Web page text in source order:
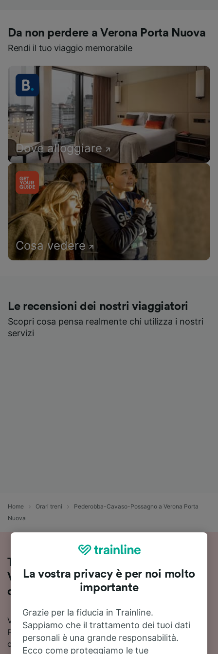
Da non perdere a Verona Porta Nuova
Rendi il tuo viaggio memorabile
Dove alloggiare
Cosa vedere
Le recensioni dei nostri viaggiatori
Scopri cosa pensa realmente chi utilizza i nostri
servizi
Home Orari treni
Pederobba-Cavaso-Possagno a Verona Porta
Nuova
Treni Pederobba-Cavaso-Possagno -
Verona Porta Nuova: orari, prezzi e
durata
Vuoi viaggiare in treno da Pederobba-Cavaso-
Possagno a Verona Porta Nuova? Con Trainline puoi
confrontare orari e prezzi e trovare la soluzione più
La vostra privacy è per noi molto
importante
Grazie per la fiducia in Trainline.
Sappiamo che il trattamento dei tuoi dati
personali è una grande responsabilità.
Ecco come proteggiamo le tue